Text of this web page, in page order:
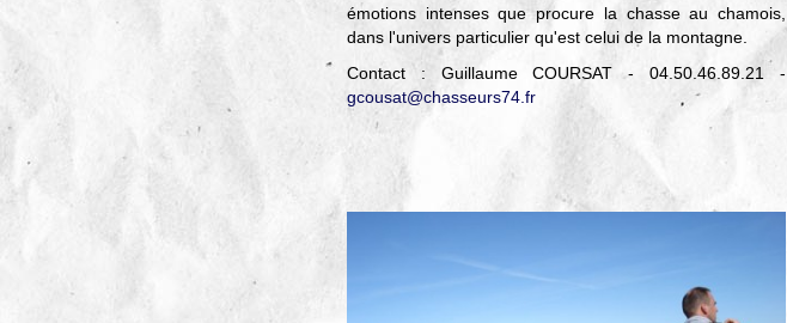
émotions intenses que procure la chasse au chamois,
dans l'univers particulier qu'est celui de la montagne.
Contact : Guillaume COURSAT - 04.50.46.89.21 -
gcousat@chasseurs74.fr